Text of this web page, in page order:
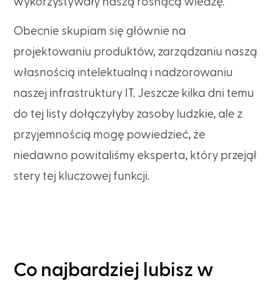
Obecnie skupiam się głównie na
projektowaniu produktów, zarządzaniu naszą
własnością intelektualną i nadzorowaniu
naszej infrastruktury IT. Jeszcze kilka dni temu
do tej listy dołączyłyby zasoby ludzkie, ale z
przyjemnością mogę powiedzieć, że
niedawno powitaliśmy eksperta, który przejął
stery tej kluczowej funkcji.
Co najbardziej lubisz w